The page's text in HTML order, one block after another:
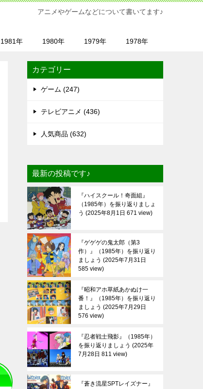
アニメやゲームなどについて書いてます♪
1981年 1980年 1979年 1978年
カテゴリー
ゲーム (247)
テレビアニメ (436)
人気商品 (632)
最新の投稿です♪
『ハイスクール！奇面組』
（1985年）を振り返りましょ
う
2025年8月1日 671 view
『ゲゲゲの鬼太郎（第3
作）』（1985年）を振り返り
ましょう
2025年7月31日
585 view
『昭和アホ草紙あかぬけ一
番！』（1985年）を振り返り
ましょう
2025年7月29日
576 view
『忍者戦士飛影』（1985年）
を振り返りましょう
2025年
7月28日 811 view
『蒼き流星SPTレイズナー』